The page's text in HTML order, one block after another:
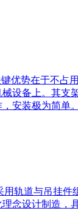
优势在于不占
设备上。其支
安装极为简单
轨道与吊挂件
念设计制造，